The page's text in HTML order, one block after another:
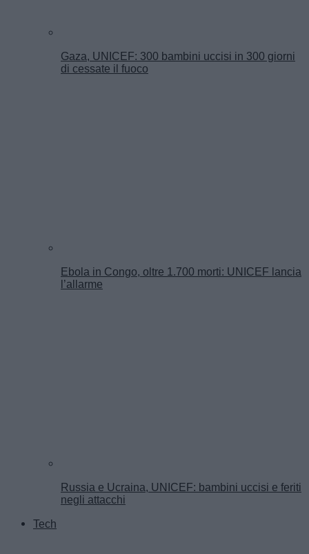
Gaza, UNICEF: 300 bambini uccisi in 300 giorni
di cessate il fuoco
Ebola in Congo, oltre 1.700 morti: UNICEF lancia
l’allarme
Russia e Ucraina, UNICEF: bambini uccisi e feriti
negli attacchi
Tech